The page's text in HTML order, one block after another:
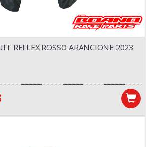
REFLEX ROSSO ARANCIONE 2023